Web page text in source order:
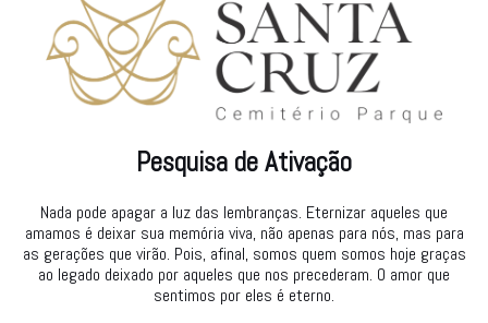
Pesquisa de Ativação
Nada pode apagar a luz das lembranças. Eternizar aqueles que
amamos é deixar sua memória viva, não apenas para nós, mas para
as gerações que virão. Pois, afinal, somos quem somos hoje graças
ao legado deixado por aqueles que nos precederam. O amor que
sentimos por eles é eterno.